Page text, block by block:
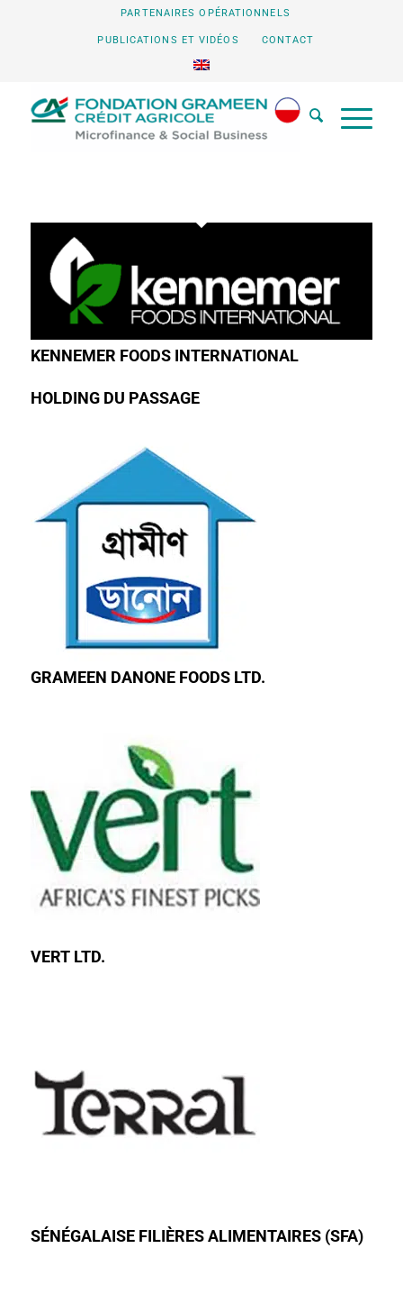
PARTENAIRES OPÉRATIONNELS
PUBLICATIONS ET VIDÉOS CONTACT
KENNEMER FOODS INTERNATIONAL
HOLDING DU PASSAGE
GRAMEEN DANONE FOODS LTD.
VERT LTD.
SÉNÉGALAISE FILIÈRES ALIMENTAIRES (SFA)